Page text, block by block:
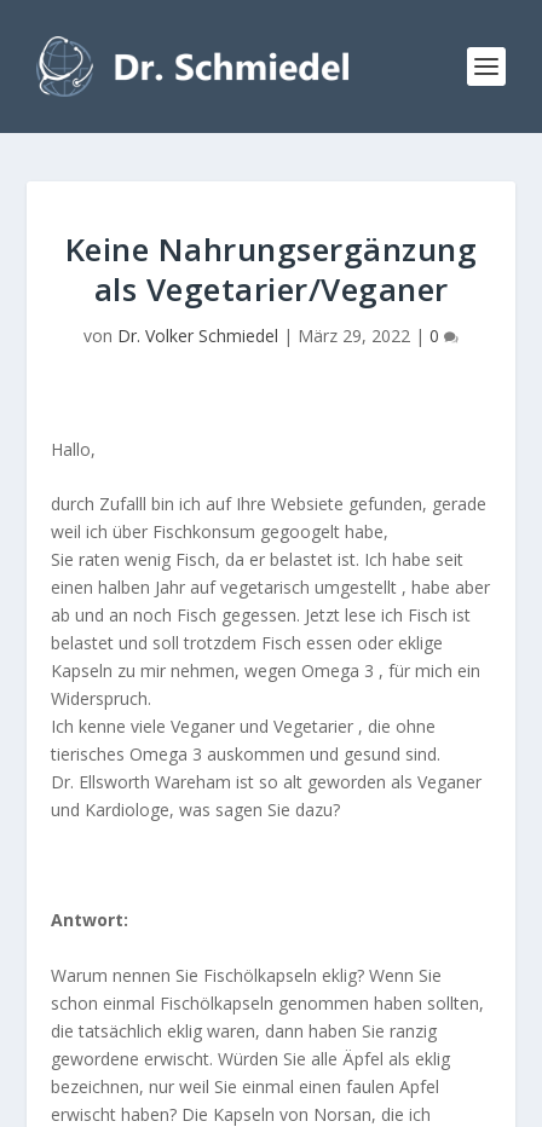
Keine Nahrungsergänzung
als Vegetarier/Veganer
von Dr. Volker Schmiedel | März 29, 2022 | 0
Hallo,
durch Zufalll bin ich auf Ihre Websiete gefunden, gerade
weil ich über Fischkonsum gegoogelt habe,
Sie raten wenig Fisch, da er belastet ist. Ich habe seit
einen halben Jahr auf vegetarisch umgestellt , habe aber
ab und an noch Fisch gegessen. Jetzt lese ich Fisch ist
belastet und soll trotzdem Fisch essen oder eklige
Kapseln zu mir nehmen, wegen Omega 3 , für mich ein
Widerspruch.
Ich kenne viele Veganer und Vegetarier , die ohne
tierisches Omega 3 auskommen und gesund sind.
Dr. Ellsworth Wareham ist so alt geworden als Veganer
und Kardiologe, was sagen Sie dazu?
Antwort:
Warum nennen Sie Fischölkapseln eklig? Wenn Sie
schon einmal Fischölkapseln genommen haben sollten,
die tatsächlich eklig waren, dann haben Sie ranzig
gewordene erwischt. Würden Sie alle Äpfel als eklig
bezeichnen, nur weil Sie einmal einen faulen Apfel
erwischt haben? Die Kapseln von Norsan, die ich